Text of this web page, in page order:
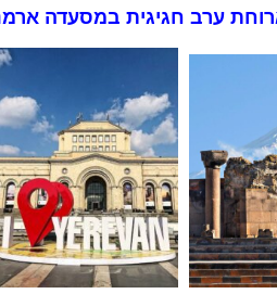
ערב חגיגית במסעדה